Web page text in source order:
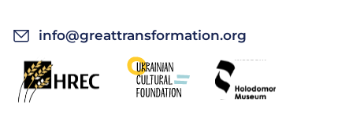
info@greattransformation.org